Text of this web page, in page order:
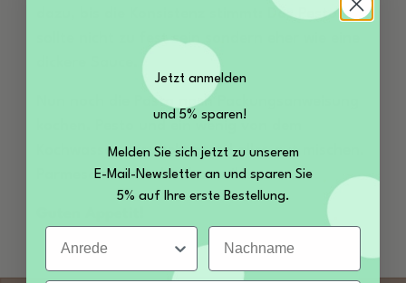
dazu, bis die Konsistenz stimmt: Das Pesto
sollte nicht zu fest sein sondern eher wie eine
Nun noch die Pasta nach Packungsanweisung
kochen. Pesto und ein wenig von dem
Kochwasser dazugeben und alles gut mischen.
Parmesan frisch darüber reiben.
Jetzt anmelden
und 5% sparen!
Melden Sie sich jetzt zu unserem
E-Mail-Newsletter an und sparen Sie
5% auf Ihre erste Bestellung.
Anrede Nachname